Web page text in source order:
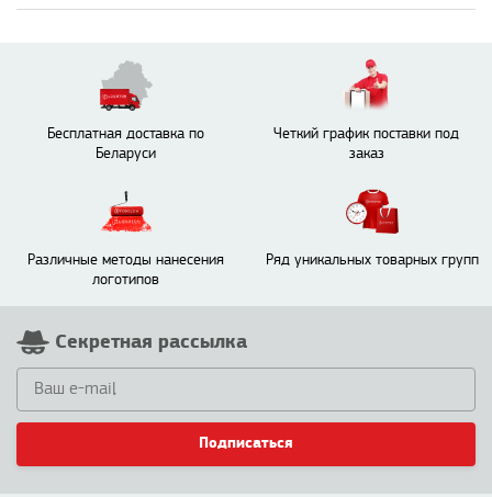
Бесплатная доставка по
Беларуси
Четкий график поставки под
заказ
Различные методы нанесения
логотипов
Ряд уникальных товарных групп
Секретная рассылка
Подписаться